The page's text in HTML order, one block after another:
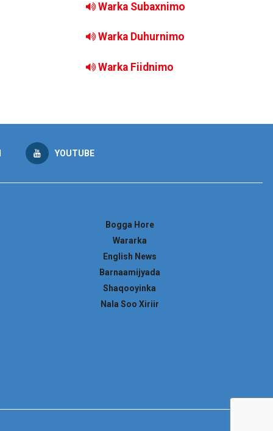
Warka Subaxnimo
Warka Duhurnimo
Warka Fiidnimo
YOUTUBE
Bogga Hore
Wararka
English News
Barnaamijyada
Shaqooyinka
Nala Soo Xiriir